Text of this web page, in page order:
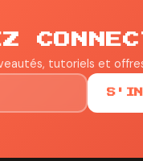
tutoriels et